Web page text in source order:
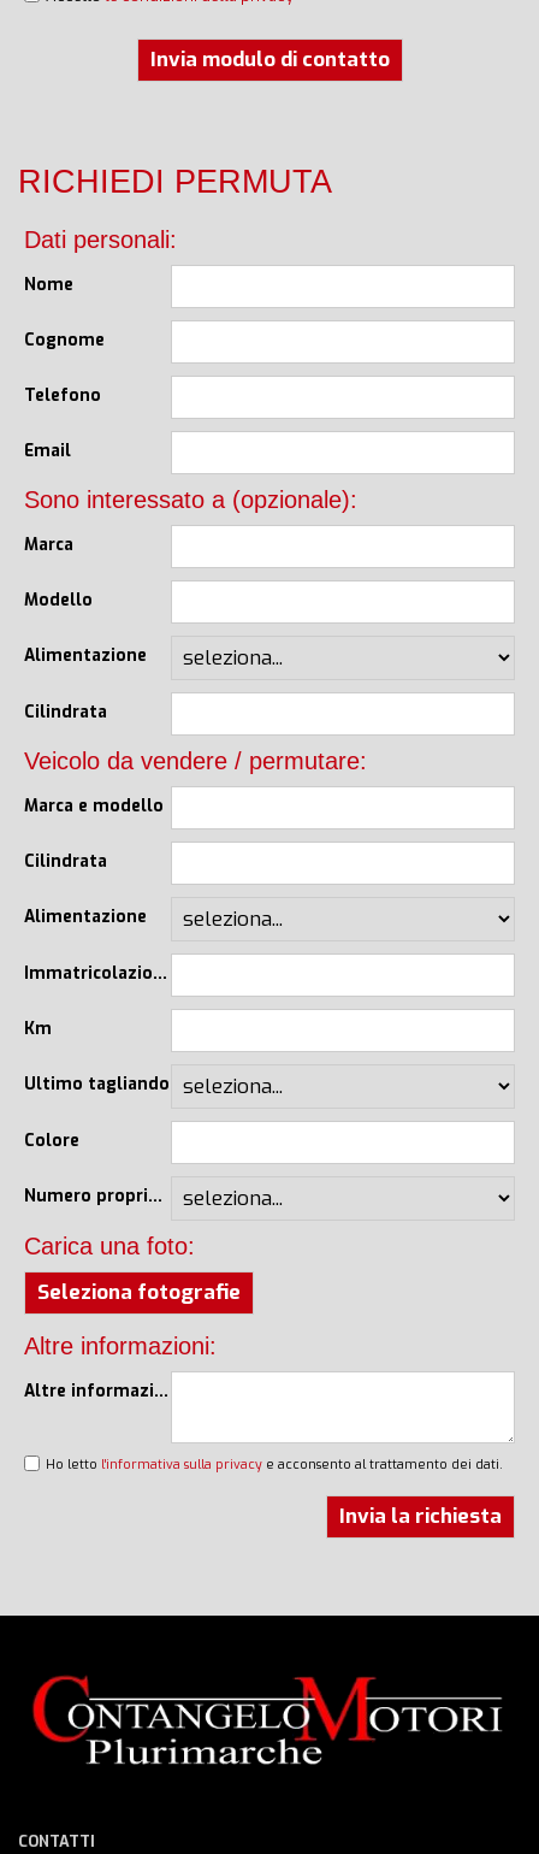
Invia modulo di contatto
RICHIEDI PERMUTA
Dati personali:
Nome
Cognome
Telefono
Email
Sono interessato a (opzionale):
Marca
Modello
Alimentazione
Cilindrata
Veicolo da vendere / permutare:
Marca e modello
Cilindrata
Alimentazione
Immatricolazione
Km
Ultimo tagliando
Colore
Numero proprietari
Carica una foto:
Seleziona fotografie
Altre informazioni:
Altre informazioni
Ho letto l'informativa sulla privacy e acconsento al trattamento dei dati.
CONTATTI